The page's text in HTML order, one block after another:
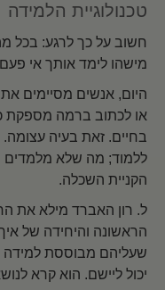
טכנולוגיית הלמידה
חשוב על כך לרגע: בכל
מישהו לימד אותך אי
היום, אנשים מסיימים
או לכתוב ברמה מספקת
בחיים. זאת בעיה
ללמוד; מה שלא מלמדים
הקניית השכלה.
ל. רון האברד מילא את
הראשונה והיחידה של
שעליהם מבוססת למידה
יכול ליישם. הוא קרא